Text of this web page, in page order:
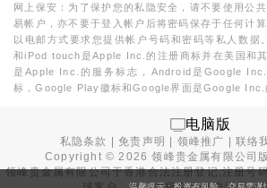
网上保安：为了保护您的私隐安全，请不要使用公
易帐户，亦不要于登入帐户后将密码保存于任何计
以电邮方式要求您提供帐户号码和密码等私人数
和iPod touch是Apple Inc.的注册商标并在美国和
是Apple Inc.的服务标志，Android是Google
标，Google Play徽标和Google界面是Google Inc.
电脑版
私隐条款 |免责声明 领峰推广 |联络
Copyright ©2026 领峰贵金属有限公司
领峰贵金属有限公司于香港合法注册登记,注册号